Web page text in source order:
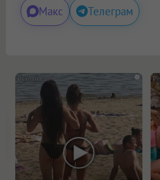
Макс Телеграм
i